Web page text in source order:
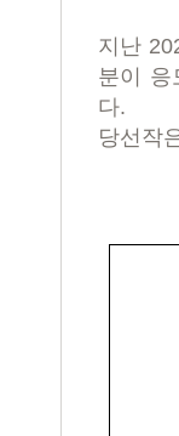
지난
분이 응
다.
당선작